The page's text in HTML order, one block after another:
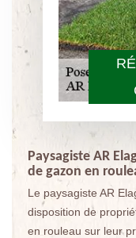
Paysagiste AR
de gazon en
Le paysagiste AR
disposition de
en rouleau sur leur